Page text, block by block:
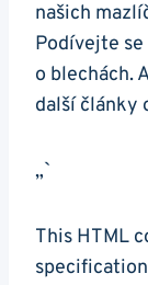
našich
Podívejte
o blechách.
další články
„`
This HTML